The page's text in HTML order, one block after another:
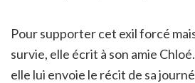
Pour supporter cet exil forcé
survie, elle écrit à son amie
elle lui envoie le récit de sa